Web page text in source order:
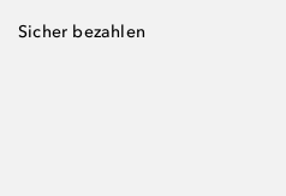
Sicher bezahlen